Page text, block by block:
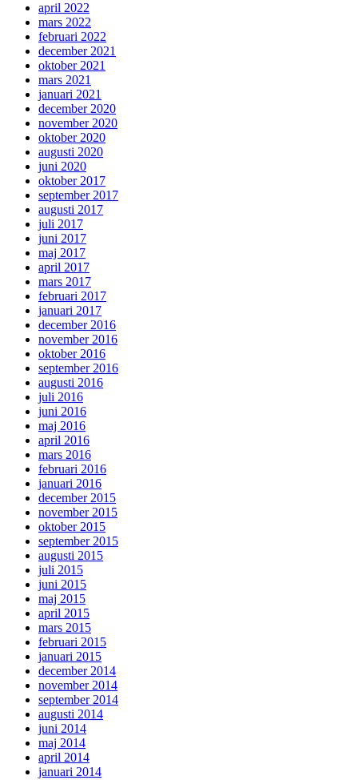
april 2022
mars 2022
februari 2022
december 2021
oktober 2021
mars 2021
januari 2021
december 2020
november 2020
oktober 2020
augusti 2020
juni 2020
oktober 2017
september 2017
augusti 2017
juli 2017
juni 2017
maj 2017
april 2017
mars 2017
februari 2017
januari 2017
december 2016
november 2016
oktober 2016
september 2016
augusti 2016
juli 2016
juni 2016
maj 2016
april 2016
mars 2016
februari 2016
januari 2016
december 2015
november 2015
oktober 2015
september 2015
augusti 2015
juli 2015
juni 2015
maj 2015
april 2015
mars 2015
februari 2015
januari 2015
december 2014
november 2014
september 2014
augusti 2014
juni 2014
maj 2014
april 2014
januari 2014